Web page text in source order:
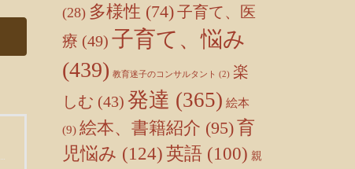
(28) 多様性 (74)子育て、医
療 (49) 子育て、悩み
(439) 教育迷子のコンサルタント (2) 楽
しむ (43) 発達 (365) 絵本
(9) 絵本、書籍紹介 (95)育
児悩み (124) 英語 (100) 親